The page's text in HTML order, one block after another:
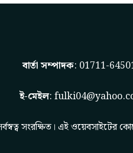
বার্তা সম্পাদক: 01711-
ই-মেইল:
সংরক্ষিত। এই ওয়েবসাইটের